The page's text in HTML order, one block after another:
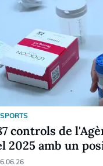
controls de
2025 amb un